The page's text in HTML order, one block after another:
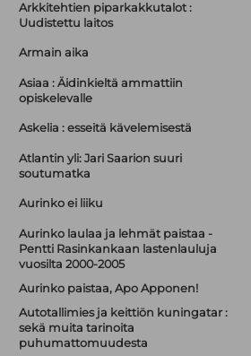
Arkkitehtien piparkakkutalot :
Uudistettu laitos
Armain aika
Asiaa : Äidinkieltä ammattiin
opiskelevalle
Askelia : esseitä kävelemisestä
Atlantin yli: Jari Saarion suuri
soutumatka
Aurinko ei liiku
Aurinko laulaa ja lehmät paistaa -
Pentti Rasinkankaan lastenlauluja
vuosilta 2000-2005
Aurinko paistaa, Apo Apponen!
Autotallimies ja keittiön kuningatar :
sekä muita tarinoita
puhumattomuudesta